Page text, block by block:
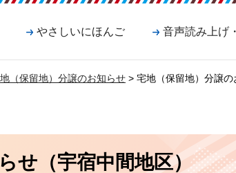
やさしいにほんご 音声読み上げ
（保留地）分譲のお知らせ > 宅地（保留地）分譲
せ（宇宿中間地区）